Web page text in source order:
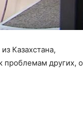
Казахстана,
проблемам других, о